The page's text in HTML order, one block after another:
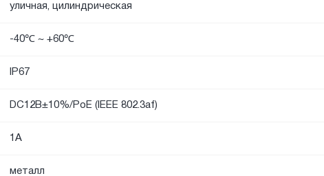
уличная, цилиндрическая
-40℃ ~ +60℃
IP67
DC12В±10%/PoE (IEEE 802.3af)
1А
металл